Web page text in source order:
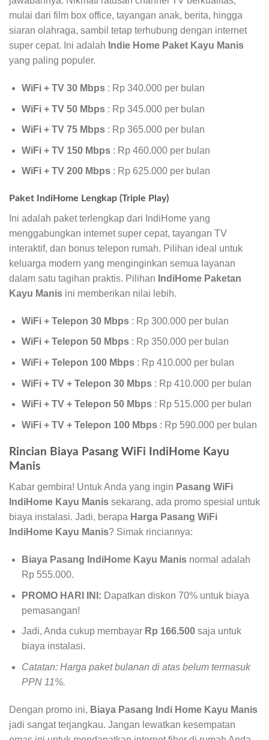
mulai dari film box office, tayangan anak, berita, hingga
siaran olahraga, sambil tetap terhubung dengan internet
super cepat. Ini adalah Indie Home Paket Kayu Manis
yang paling populer.
WiFi + TV 30 Mbps: Rp 340.000 per bulan
WiFi + TV 50 Mbps: Rp 345.000 per bulan
WiFi + TV 75 Mbps: Rp 365.000 per bulan
WiFi + TV 150 Mbps: Rp 460.000 per bulan
WiFi + TV 200 Mbps: Rp 625.000 per bulan
Paket IndiHome Lengkap (Triple Play)
Ini adalah paket terlengkap dari IndiHome yang
menggabungkan internet super cepat, tayangan TV
interaktif, dan bonus telepon rumah. Pilihan ideal untuk
keluarga modern yang menginginkan semua layanan
dalam satu tagihan praktis. Pilihan IndiHome Paketan
Kayu Manis ini memberikan nilai lebih.
WiFi + Telepon 30 Mbps: Rp 300.000 per bulan
WiFi + Telepon 50 Mbps: Rp 350.000 per bulan
WiFi + Telepon 100 Mbps: Rp 410.000 per bulan
WiFi + TV + Telepon 30 Mbps: Rp 410.000 per bulan
WiFi + TV + Telepon 50 Mbps: Rp 515.000 per bulan
WiFi + TV + Telepon 100 Mbps: Rp 590.000 per bulan
Rincian Biaya Pasang WiFi IndiHome Kayu
Manis
Kabar gembira! Untuk Anda yang ingin Pasang WiFi
IndiHome Kayu Manis sekarang, ada promo spesial untuk
biaya instalasi. Jadi, berapa Harga Pasang WiFi
IndiHome Kayu Manis? Simak rinciannya:
Biaya Pasang IndiHome Kayu Manisnormal adalah
Rp 555.000.
PROMO HARI INI: Dapatkan diskon 70% untuk biaya
pemasangan!
Jadi, Anda cukup membayar Rp 166.500saja untuk
biaya instalasi.
Catatan: Harga paket bulanan di atas belum termasuk
PPN 11%.
Dengan promo ini, Biaya Pasang Indi Home Kayu Manis
jadi sangat terjangkau. Jangan lewatkan kesempatan